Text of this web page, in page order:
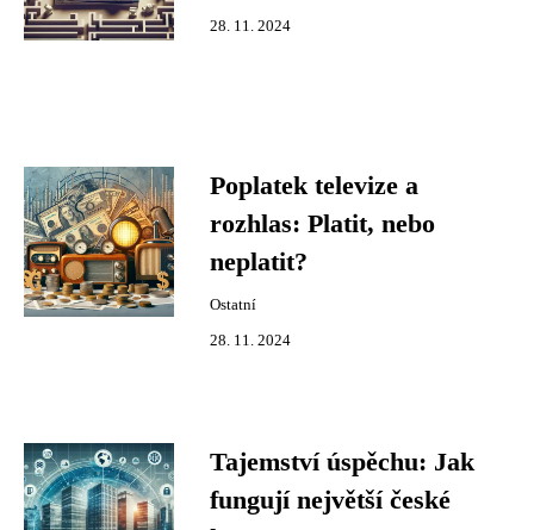
28. 11. 2024
Poplatek televize a
rozhlas: Platit, nebo
neplatit?
Ostatní
28. 11. 2024
Tajemství úspěchu: Jak
fungují největší české